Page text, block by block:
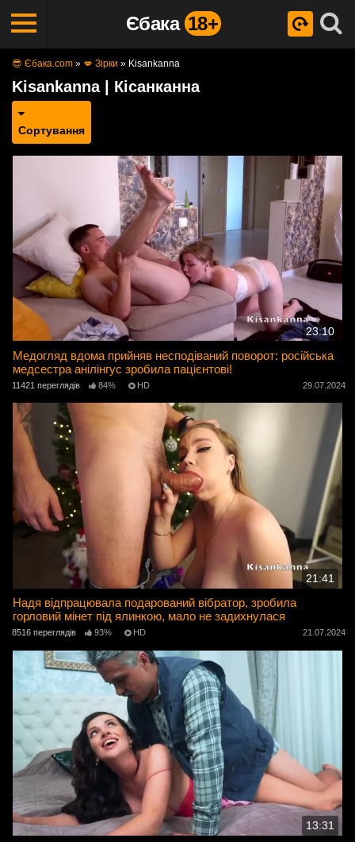
Єбака 18+
😎 Єбака.com » 💋 Зірки » Kisankanna
Kisankanna | Кісанканна
Сортування
23:10
Медогляд вдома прийняв несподіваний поворот: російська
медсестра анілінгус зробила пацієнтові!
11421 переглядів 84% HD 29.07.2024
21:41
Надя відпрацювала подарований вібратор, зробила
горловий мінет під ялинкою, мало не задихнулася
8516 переглядів 93% HD 21.07.2024
13:31